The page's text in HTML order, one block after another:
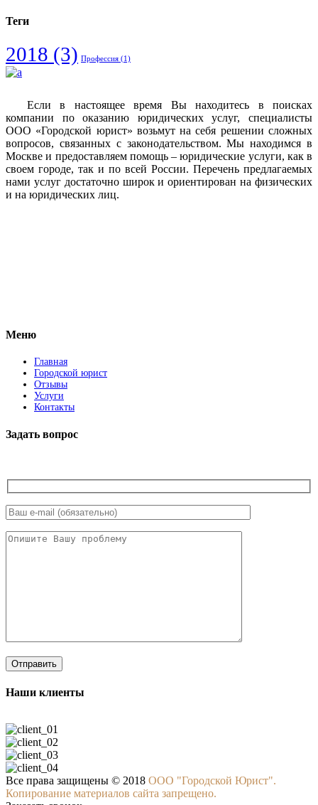
Теги
2018 (3) Профессия (1)
Если в настоящее время Вы находитесь в поисках
компании по оказанию юридических услуг, специалисты
ООО «Городской юрист» возьмут на себя решении сложных
вопросов, связанных с законодательством. Мы находимся в
Москве и предоставляем помощь – юридические услуги, как в
своем городе, так и по всей России. Перечень предлагаемых
нами услуг достаточно широк и ориентирован на физических
и на юридических лиц.
Меню
Главная
Городской юрист
Отзывы
Услуги
Контакты
Задать вопрос
Наши клиенты
Все права защищены © 2018 ООО "Городской Юрист".
Копирование материалов сайта запрещено.